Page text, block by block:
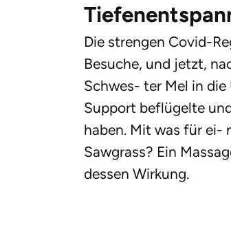
Die strengen Covid-
Besuche, und jetzt,
Schwes- ter Mel in die
Support beflügelte
haben. Mit was für ei-
Sawgrass? Ein
dessen Wirkung.